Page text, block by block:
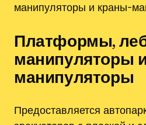
манипуляторы и краны-
Платформы,
манипуляторы
манипуляторы
Предоставляется